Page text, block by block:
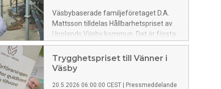
Väsbybaserade familjeföretaget D.A.
Mattsson tilldelas Hållbarhetspriset av
Upplands Väsby kommun. Det är första
gången som Hållbarhetspriset delas ut
till representanter för näringslivet i
Väsby.
Trygghetspriset till Vänner i
Väsby
20.5.2026 06:00:00 CEST Pressmeddelande